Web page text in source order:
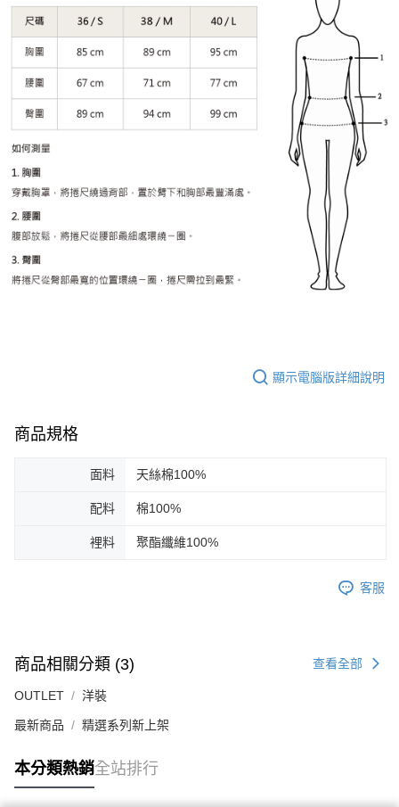
顯示電腦版詳細說明
商品規格
面料 天絲棉100%
配料 棉100%
裡料 聚酯纖維100%
客服
商品相關分類 (3) 查看全部
OUTLET 洋裝
最新商品 精選系列新上架
本分類熱銷全站排行